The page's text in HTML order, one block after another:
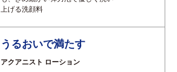
上げる洗顔料
うるおいで満たす
アクアニスト ローション